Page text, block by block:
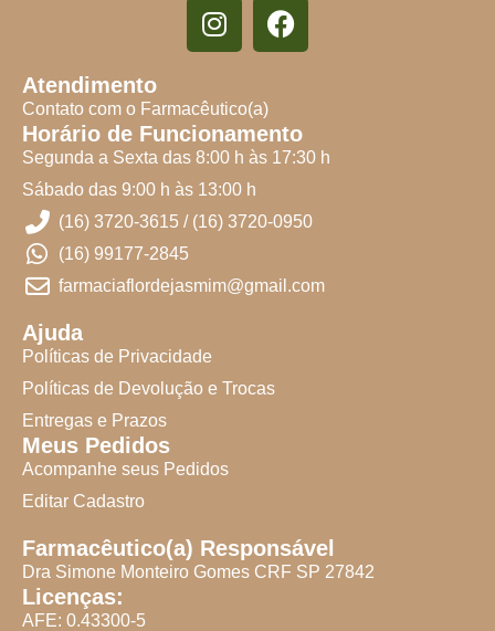
Atendimento
Contato com o Farmacêutico(a)
Horário de Funcionamento
Segunda a Sexta das 8:00 h às 17:30 h
Sábado das 9:00 h às 13:00 h
(16) 3720-3615 / (16) 3720-0950
(16) 99177-2845
farmaciaflordejasmim@gmail.com
Ajuda
Políticas de Privacidade
Políticas de Devolução e Trocas
Entregas e Prazos
Meus Pedidos
Acompanhe seus Pedidos
Editar Cadastro
Farmacêutico(a) Responsável
Dra Simone Monteiro Gomes CRF SP 27842
Licenças:
AFE: 0.43300-5